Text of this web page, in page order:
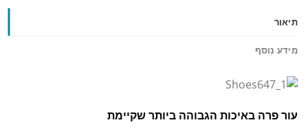
תיאור
מידע נוסף
עור פרה באיכות הגבוהה ביותר שקיימת